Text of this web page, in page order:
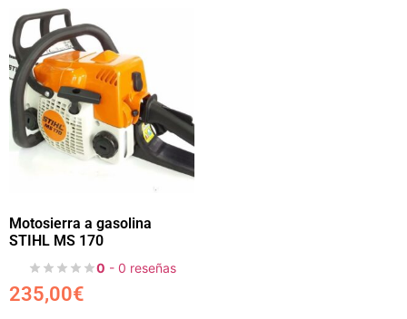
Motosierra a gasolina
STIHL MS 170
0 - 0 reseñas
235,00€